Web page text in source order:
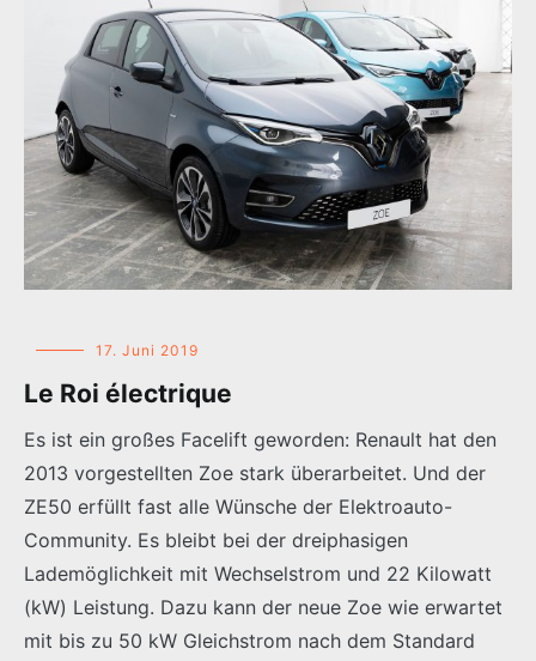
17. Juni 2019
Le Roi électrique
Es ist ein großes Facelift geworden: Renault hat den
2013 vorgestellten Zoe stark überarbeitet. Und der
ZE50 erfüllt fast alle Wünsche der Elektroauto-
Community. Es bleibt bei der dreiphasigen
Lademöglichkeit mit Wechselstrom und 22 Kilowatt
(kW) Leistung. Dazu kann der neue Zoe wie erwartet
mit bis zu 50 kW Gleichstrom nach dem Standard